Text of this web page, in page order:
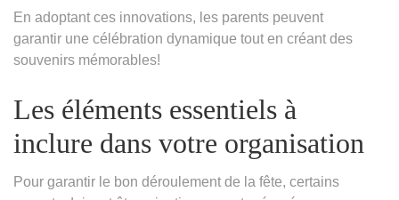
En adoptant ces innovations, les parents peuvent
garantir une célébration dynamique tout en créant des
souvenirs mémorables!
Les éléments essentiels à
inclure dans votre organisation
Pour garantir le bon déroulement de la fête, certains